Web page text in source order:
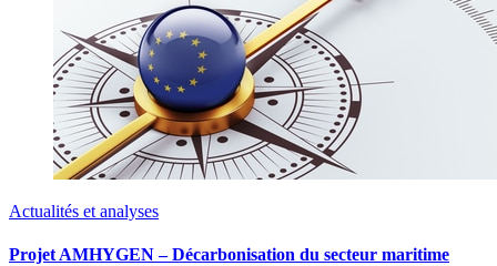
Actualités et analyses
Projet AMHYGEN – Décarbonisation du secteur maritime